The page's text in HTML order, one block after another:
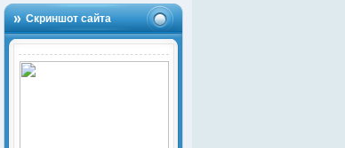
Скриншот сайта